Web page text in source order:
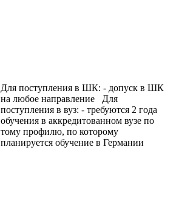
Для поступления в ШК: - допуск в ШК
на любое направление Для
поступления в вуз: - требуются 2 года
обучения в аккредитованном вузе по
тому профилю, по которому
планируется обучение в Германии